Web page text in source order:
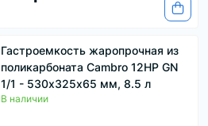
Гастроемкость жаропрочная из
поликарбоната Cambro 12HP GN
1/1 - 530х325х65 мм, 8.5 л
В наличии